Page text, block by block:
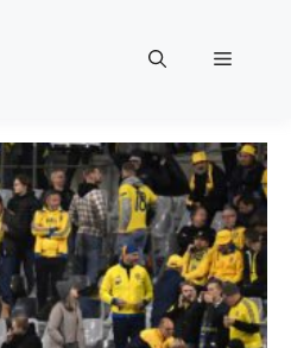
Menu